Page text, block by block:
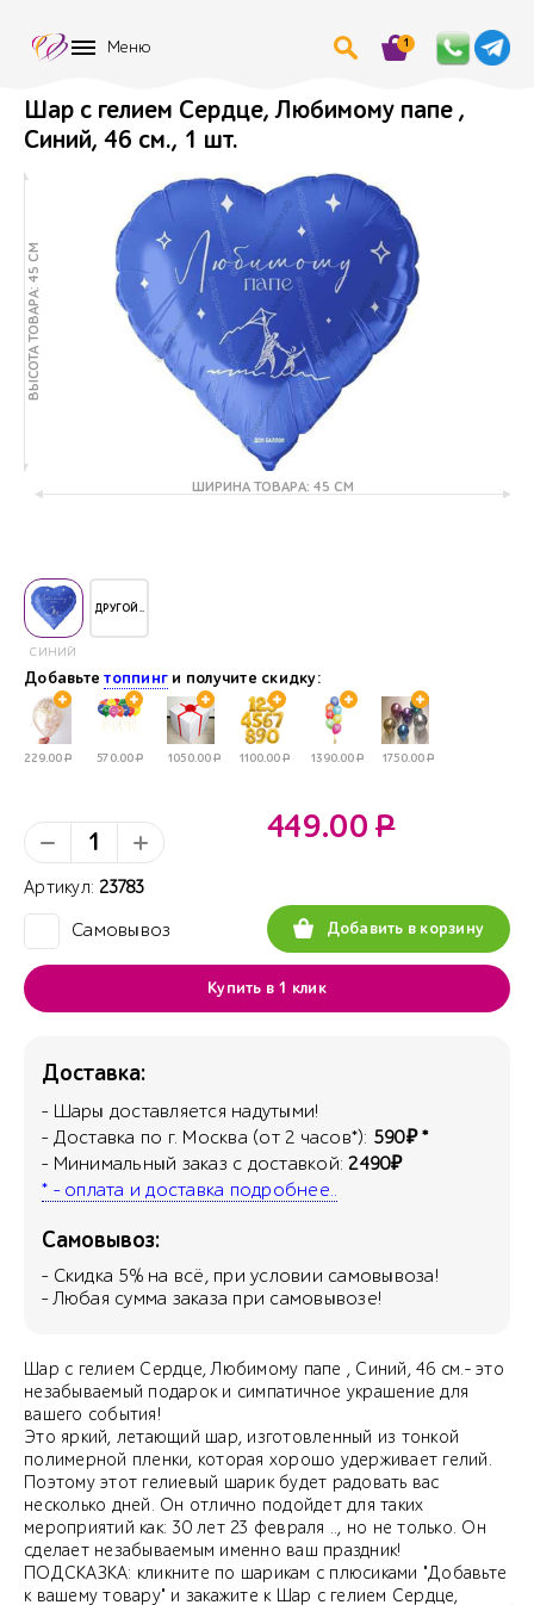
Меню 1
Шар с гелием Сердце, Любимому папе ,
Синий, 46 см., 1 шт.
ВЫСОТА ТОВАРА: 45 СМ
ШИРИНА ТОВАРА: 45 СМ
СИНИЙ
ДРУГОЙ..
Добавьтетоппинг и получите скидку:
229.00Р 570.00Р 1050.00Р 1100.00Р 1390.00Р 1750.00Р
Артикул: 23783
Самовывоз
449.00 Р
Добавить в корзину
Купить в 1 клик
Доставка:
- Шары доставляется надутыми!
- Доставка по г. Москва (от 2 часов*): 590₽ *
- Минимальный заказ с доставкой:2490₽
* - оплата и доставка подробнее..
Самовывоз:
- Скидка 5% на всё, при условии самовывоза!
- Любая сумма заказа при самовывозе!
Шар с гелием Сердце, Любимому папе , Синий, 46 см.- это
незабываемый подарок и симпатичное украшение для
вашего события!
Это яркий, летающий шар, изготовленный из тонкой
полимерной пленки, которая хорошо удерживает гелий.
Поэтому этот гелиевый шарик будет радовать вас
несколько дней. Он отлично подойдет для таких
мероприятий как: 30 лет 23 февраля .., но не только. Он
сделает незабываемым именно ваш праздник!
ПОДСКАЗКА: кликните по шарикам с плюсиками "Добавьте
к вашему товару" и закажите к Шар с гелием Сердце,